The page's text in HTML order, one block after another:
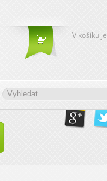
V košíku je